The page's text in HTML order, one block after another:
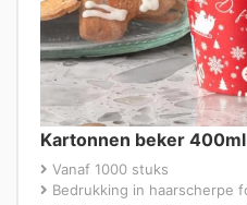
Kartonnen beker 400ml
Vanaf 1000 stuks
Bedrukking in haarscherpe